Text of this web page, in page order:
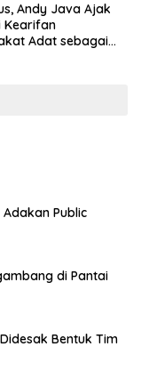
Andy Java Ajak
Kearifan
Adat sebagai
Public
di Pantai
Bentuk Tim